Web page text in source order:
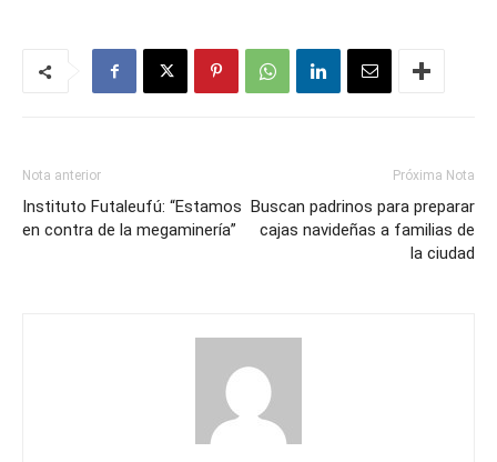
Nota anterior
Instituto Futaleufú: “Estamos
en contra de la megaminería”
Próxima Nota
Buscan padrinos para preparar
cajas navideñas a familias de
la ciudad